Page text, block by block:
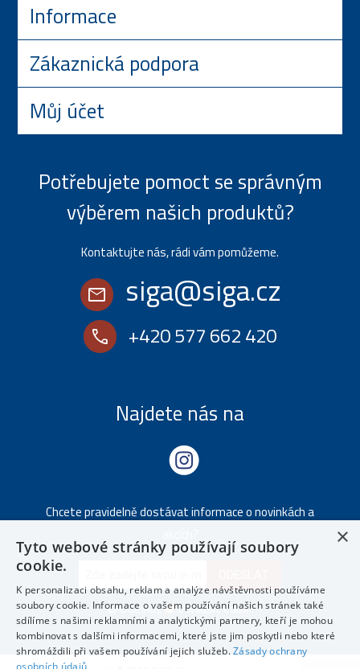
Informace
Zákaznická podpora
Můj účet
Potřebujete pomoct se správným
výběrem našich produktů?
Kontaktujte nás, rádi vám pomůžeme.
mail siga@siga.cz
call +420 577 662 420
Najdete nás na
Chcete pravidelně dostávat informace o novinkách a
Odeslat Odhlásit odběr
×
Tyto webové stránky používají soubory
cookie.
K personalizaci obsahu, reklam a analýze návštěvnosti používáme
soubory cookie. Informace o vašem používání našich stránek také
sdílíme s našimi reklamními a analytickými partnery, kteří je mohou
kombinovat s dalšími informacemi, které jste jim poskytli nebo které
shromáždili při vašem používání jejich služeb.Zásady ochrany
osobních údajů